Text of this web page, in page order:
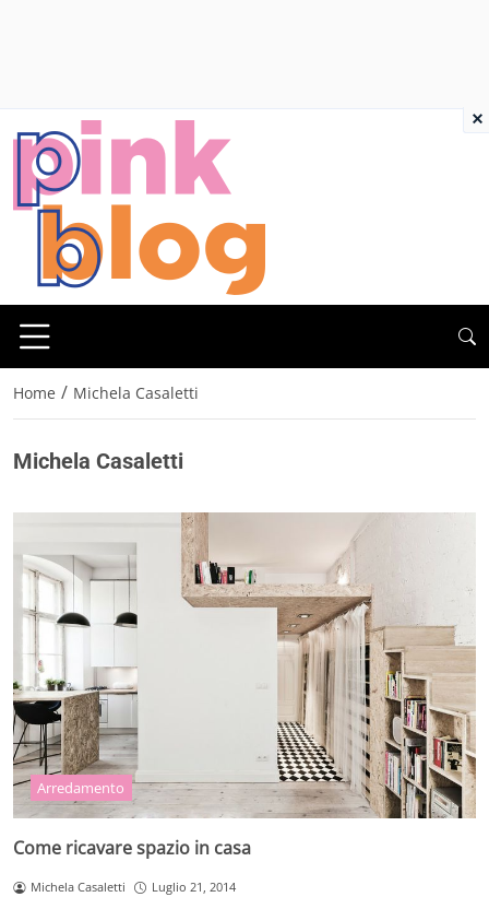
Home / Michela Casaletti
Michela Casaletti
Arredamento
Come ricavare spazio in casa
Michela Casaletti Luglio 21, 2014
×